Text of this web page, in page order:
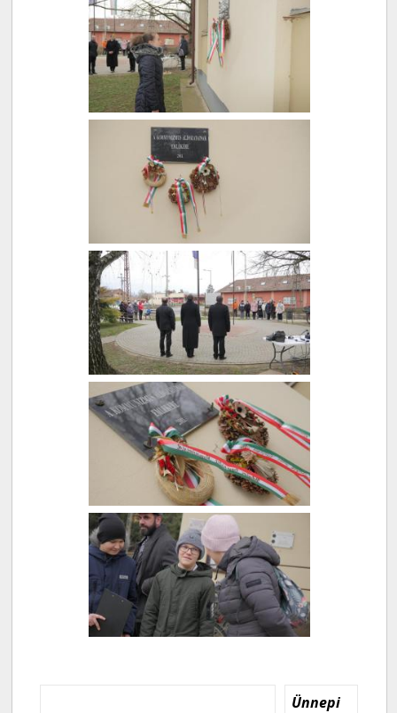
Ünnepi